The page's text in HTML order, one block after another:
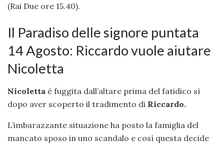
(Rai Due ore 15.40).
Il Paradiso delle signore puntata
14 Agosto: Riccardo vuole aiutare
Nicoletta
Nicoletta è fuggita dall’altare prima del fatidico sì
dopo aver scoperto il tradimento di Riccardo.
L’imbarazzante situazione ha posto la famiglia del
mancato sposo in uno scandalo e così questa decide